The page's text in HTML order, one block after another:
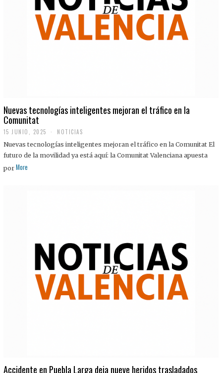
Nuevas tecnologías inteligentes mejoran el tráfico en la
Comunitat
15 JUNIO, 2025 NOTICIAS
Nuevas tecnologías inteligentes mejoran el tráfico en la Comunitat El
futuro de la movilidad ya está aquí: la Comunitat Valenciana apuesta
por More
Accidente en Puebla Larga deja nueve heridos trasladados